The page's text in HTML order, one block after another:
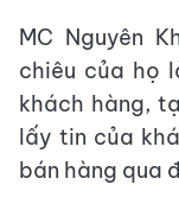
MC Nguyên
chiêu của họ
khách hàng,
lấy tin của
bán hàng qua